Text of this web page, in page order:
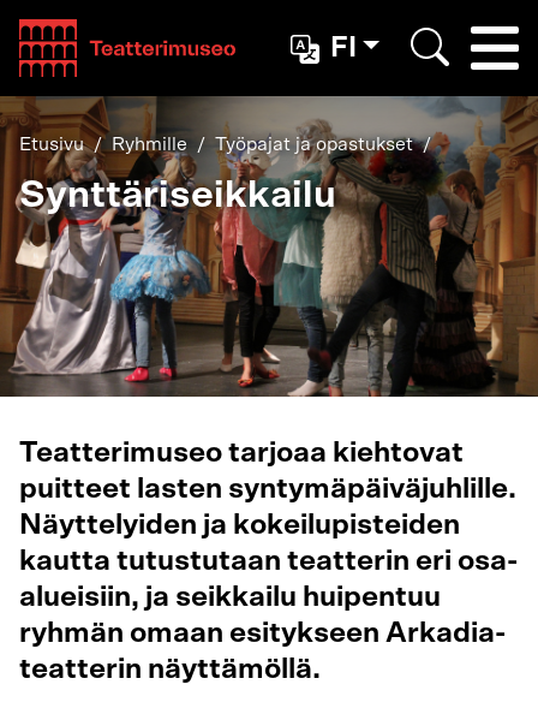
Teatterimuseo
FI
Etusivu Ryhmille Työpajat ja opastukset
Synttäriseikkailu
Teatterimuseo tarjoaa kiehtovat
puitteet lasten syntymäpäiväjuhlille.
Näyttelyiden ja kokeilupisteiden
kautta tutustutaan teatterin eri osa-
alueisiin, ja seikkailu huipentuu
ryhmän omaan esitykseen Arkadia-
teatterin näyttämöllä.